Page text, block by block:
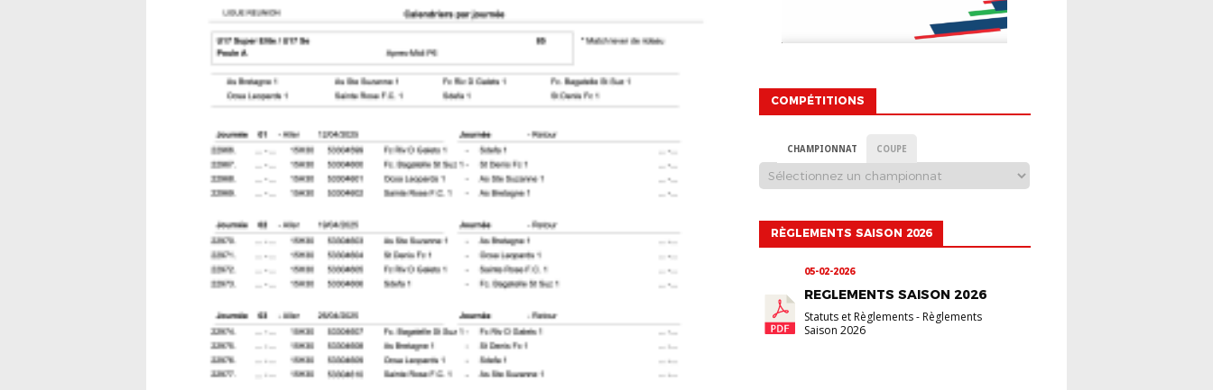
COMPÉTITIONS
CHAMPIONNAT COUPE
RÈGLEMENTS SAISON 2026
05-02-2026
REGLEMENTS SAISON 2026
Statuts et Règlements- Règlements
Saison 2026